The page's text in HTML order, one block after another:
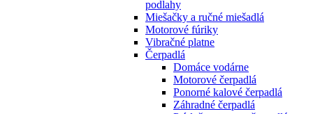
podlahy
Miešačky a ručné miešadlá
Motorové fúriky
Vibračné platne
Čerpadlá
Domáce vodárne
Motorové čerpadlá
Ponorné kalové čerpadlá
Záhradné čerpadlá